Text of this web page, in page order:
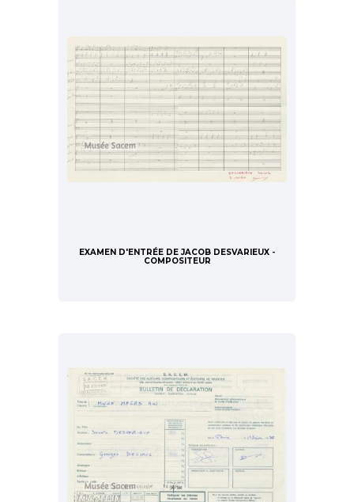
EXAMEN D'ENTRÉE DE JACOB DESVARIEUX -
COMPOSITEUR